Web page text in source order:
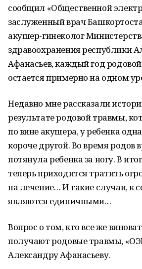
сообщил «Общественной
заслуженный врач
акушер-гинеколог
здравоохранения республики
Афанасьев, каждый год
остается примерно на одном
Недавно мне рассказали
результате родовой травмы,
по вине акушера, у ребенка
короче другой. Во время родов
потянула ребенка за ногу. В
теперь приходится тратить
на лечение… И такие случаи, к
являются единичными…
Вопрос о том, кто все же
получают родовые травмы,
Александру Афанасьеву.